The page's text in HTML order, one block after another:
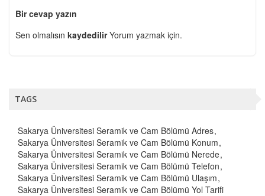
Bir cevap yazın
Sen olmalısın kaydedilirYorum yazmak için.
TAGS
Sakarya Üniversitesi Seramik ve Cam Bölümü Adres
Sakarya Üniversitesi Seramik ve Cam Bölümü Konum
Sakarya Üniversitesi Seramik ve Cam Bölümü Nerede
Sakarya Üniversitesi Seramik ve Cam Bölümü Telefon
Sakarya Üniversitesi Seramik ve Cam Bölümü Ulaşım
Sakarya Üniversitesi Seramik ve Cam Bölümü Yol Tarifi